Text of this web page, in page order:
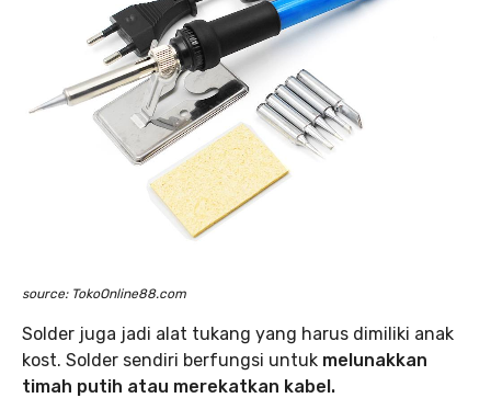
source: TokoOnline88.com
Solder juga jadi alat tukang yang harus dimiliki anak
kost. Solder sendiri berfungsi untuk melunakkan
timah putih atau merekatkan kabel.